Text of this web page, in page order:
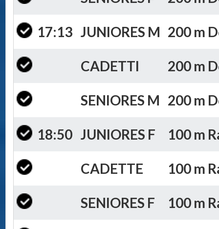
17:13 JUNIORES M 200 m
CADETTI 200 m
SENIORES M 200 m
18:50 JUNIORES F 100 m
CADETTE 100 m
SENIORES F 100 m